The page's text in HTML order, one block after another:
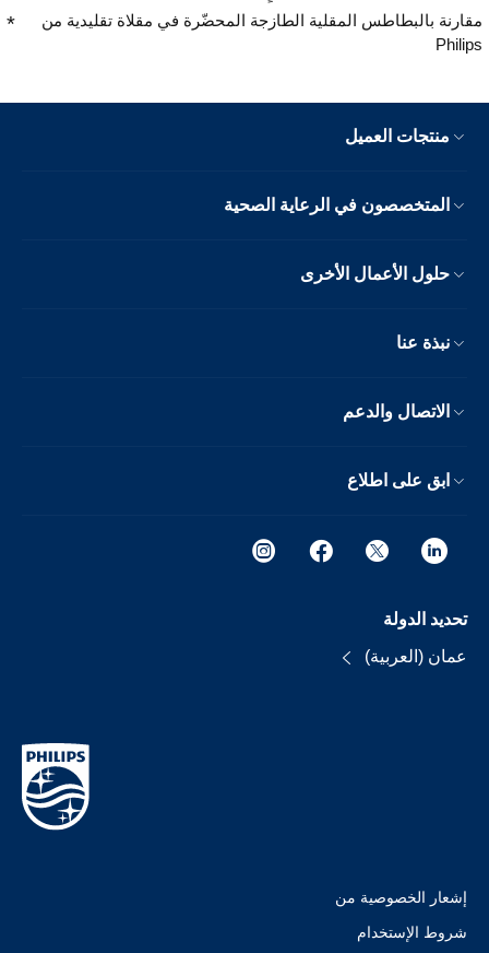
مقارنة بالبطاطس المقلية الطازجة المحضّرة في مقلاة تقليدية من
Philips
منتجات العميل
المتخصصون في الرعاية الصحية
حلول الأعمال الأخرى
نبذة عنا
الاتصال والدعم
ابق على اطلاع
تحديد الدولة
عمان (العربية)
إشعار الخصوصية من
شروط الإستخدام